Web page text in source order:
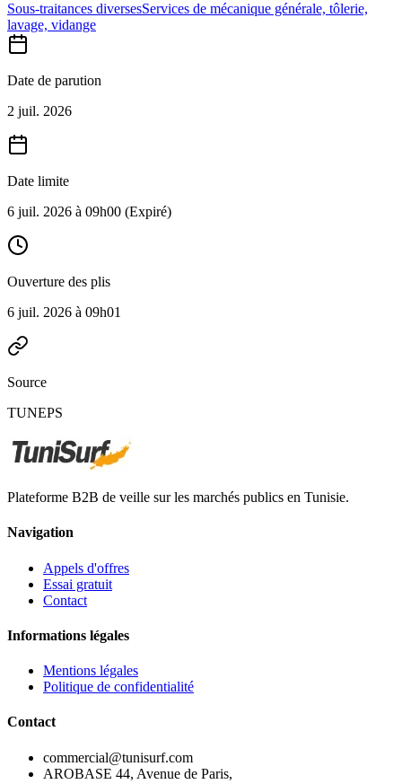
Sous-traitances diversesServices de mécanique générale, tôlerie,
lavage, vidange
Date de parution
2 juil. 2026
Date limite
6 juil. 2026 à 09h00 (Expiré)
Ouverture des plis
6 juil. 2026 à 09h01
Source
TUNEPS
Plateforme B2B de veille sur les marchés publics en Tunisie.
Navigation
Appels d'offres
Essai gratuit
Contact
Informations légales
Mentions légales
Politique de confidentialité
Contact
commercial@tunisurf.com
AROBASE 44, Avenue de Paris,